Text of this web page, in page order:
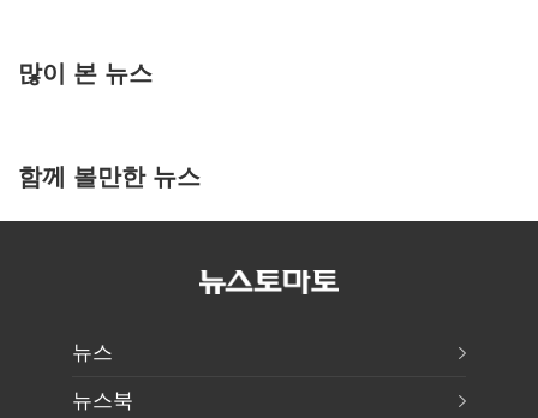
많이 본 뉴스
함께 볼만한 뉴스
뉴스
뉴스북